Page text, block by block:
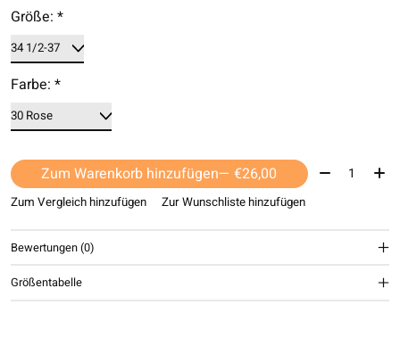
Größe: *
Farbe: *
Zum Warenkorb hinzufügen — €26,00 Menge:
Zum Vergleich hinzufügen Zur Wunschliste hinzufügen
Bewertungen (0)
Größentabelle